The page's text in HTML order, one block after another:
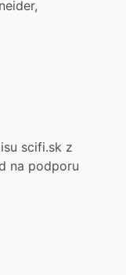
scifi.sk z
na podporu